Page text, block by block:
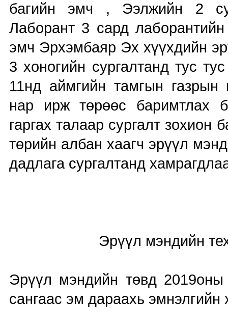
багийн эмч , Ээлжийн 2
Лаборант 3 сард
эмч Эрхэмбаяр Эх хүүхдийн
3 хоногийн сургалтанд тус
11нд аймгийн тамгын газрын
нар ирж төрөөс баримтлах
гаргах талаар сургалт
төрийн албан хаагч эрүүл
дадлага сургалтанд
Эрүүл мэндийн
Эрүүл мэндийн төвд
сангаас эм дараахь эмнэлгийн